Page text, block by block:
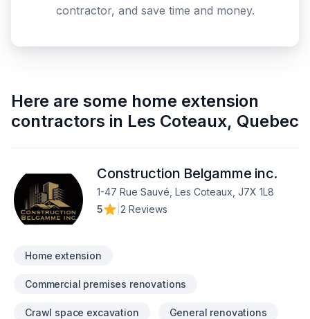
contractor, and save time and money.
Here are some home extension
contractors in Les Coteaux, Quebec
Construction Belgamme inc.
1-47 Rue Sauvé, Les Coteaux, J7X 1L8
5
2 Reviews
Home extension
Commercial premises renovations
Crawl space excavation General renovations